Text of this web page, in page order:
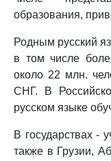
образования,
Родным русский
в том числе
около 22 млн.
СНГ. В
русском языке
В государствах -
также в Грузии,